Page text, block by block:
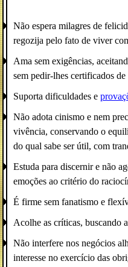
Não espera milagres de
regozija pelo fato de viver
Ama sem exigências,
sem pedir-lhes certificados de
Suporta dificuldades e
Não adota cinismo e nem
vivência, conservando o
do qual sabe ser útil, com
Estuda para discernir e não
emoções ao critério do
É firme sem fanatismo e
Acolhe as críticas, buscando
Não interfere nos negócios
interesse no exercício das